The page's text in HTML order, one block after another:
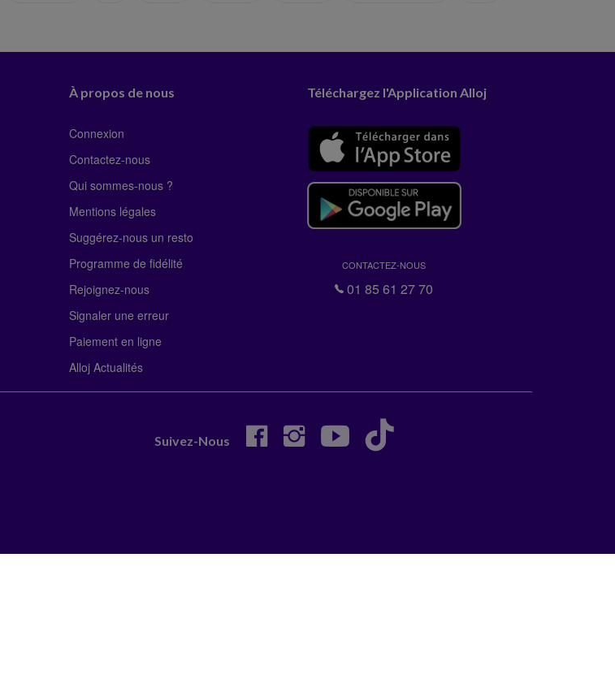
À propos de nous
Connexion
Contactez-nous
Qui sommes-nous ?
Mentions légales
Suggérez-nous un resto
Programme de fidélité
Rejoignez-nous
Signaler une erreur
Paiement en ligne
Alloj Actualités
Téléchargez l'Application Alloj
CONTACTEZ-NOUS
01 85 61 27 70
Suivez-Nous